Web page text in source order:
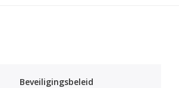
Beveiligingsbeleid